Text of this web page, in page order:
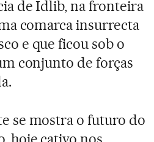
de Idlib, na fronteira
comarca insurrecta
e que ficou sob o
conjunto de forças
se mostra o futuro do